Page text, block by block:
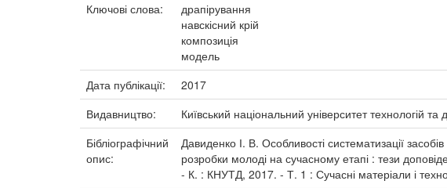
Ключові слова:
драпірування
навскісний крій
композиція
модель
Дата публікації:
2017
Видавництво:
Київський національний університет технологій та
Бібліографічний
опис:
Давиденко І. В. Особливості систематизації
розробки молоді на сучасному етапі : тези
- К. : КНУТД, 2017. - Т. 1 : Сучасні матеріали і